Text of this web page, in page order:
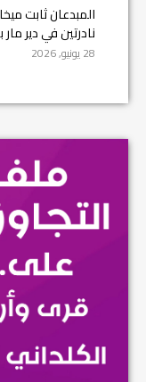
المبدعان ثابت
نادرتين في دير مار
28 يونيو, 2026